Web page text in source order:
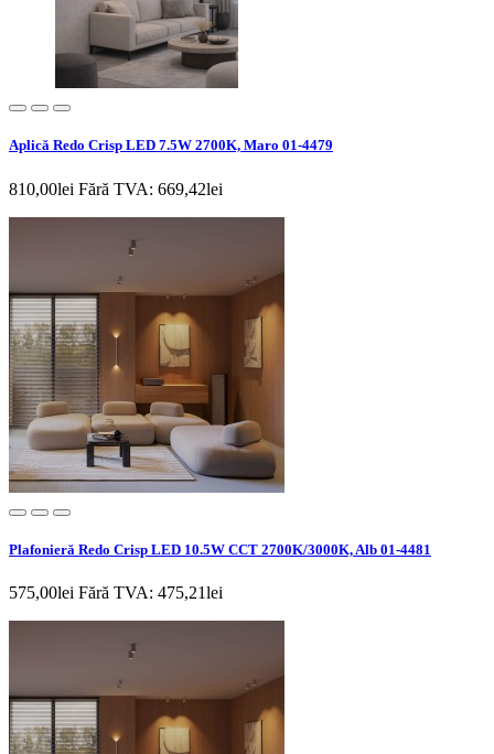
Aplică Redo Crisp LED 7.5W 2700K, Maro 01-4479
810,00lei Fără TVA: 669,42lei
Plafonieră Redo Crisp LED 10.5W CCT 2700K/3000K, Alb 01-4481
575,00lei Fără TVA: 475,21lei